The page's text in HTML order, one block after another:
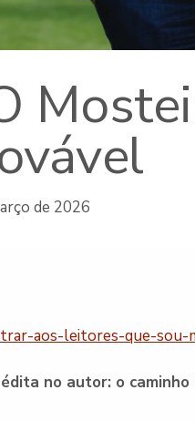
de 2026
aos-leitores-que-
no autor: o